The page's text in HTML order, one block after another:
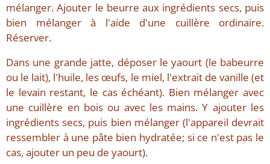
mélanger. Ajouter le beurre aux ingrédients secs, puis
bien mélanger à l'aide d'une cuillère ordinaire.
Réserver.
Dans une grande jatte, déposer le yaourt (le babeurre
ou le lait), l'huile, les œufs, le miel, l'extrait de vanille (et
le levain restant, le cas échéant). Bien mélanger avec
une cuillère en bois ou avec les mains. Y ajouter les
ingrédients secs, puis bien mélanger (l'appareil devrait
ressembler à une pâte bien hydratée; si ce n'est pas le
cas, ajouter un peu de yaourt).